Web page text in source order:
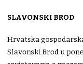
SLAVONSKI BROD
Hrvatska
Slavonski Brod u